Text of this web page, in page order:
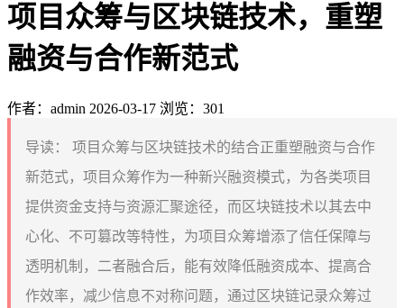
项目众筹与区块链技术，重塑
融资与合作新范式
作者：admin 2026-03-17 浏览：301
导读：
项目众筹与区块链技术的结合正重塑融资与合作
新范式，项目众筹作为一种新兴融资模式，为各类项目
提供资金支持与资源汇聚途径，而区块链技术以其去中
心化、不可篡改等特性，为项目众筹增添了信任保障与
透明机制，二者融合后，能有效降低融资成本、提高合
作效率，减少信息不对称问题，通过区块链记录众筹过